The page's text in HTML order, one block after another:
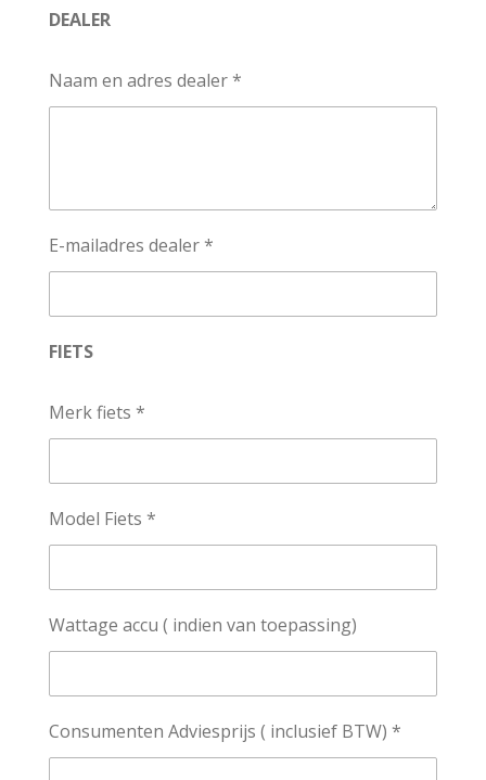
DEALER
Naam en adres dealer *
E-mailadres dealer *
FIETS
Merk fiets *
Model Fiets *
Wattage accu ( indien van toepassing)
Consumenten Adviesprijs ( inclusief BTW) *